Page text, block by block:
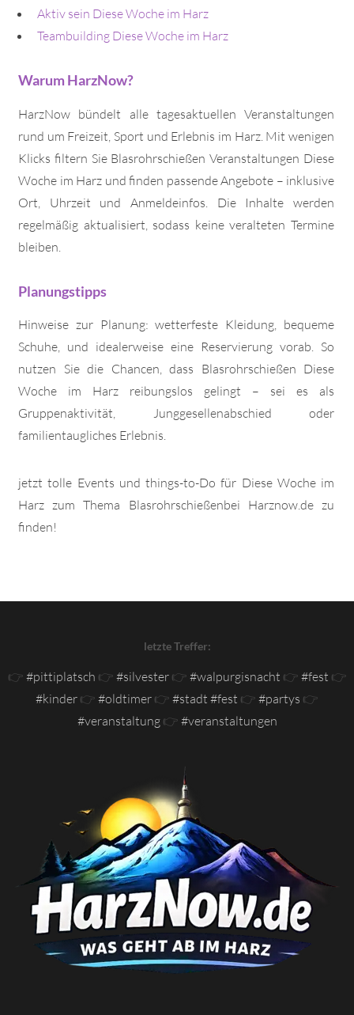
Aktiv sein Diese Woche im Harz
Teambuilding Diese Woche im Harz
Warum HarzNow?
HarzNow bündelt alle tagesaktuellen Veranstaltungen
rund um Freizeit, Sport und Erlebnis im Harz. Mit wenigen
Klicks filtern Sie Blasrohrschießen Veranstaltungen Diese
Woche im Harz und finden passende Angebote – inklusive
Ort, Uhrzeit und Anmeldeinfos. Die Inhalte werden
regelmäßig aktualisiert, sodass keine veralteten Termine
bleiben.
Planungstipps
Hinweise zur Planung: wetterfeste Kleidung, bequeme
Schuhe, und idealerweise eine Reservierung vorab. So
nutzen Sie die Chancen, dass Blasrohrschießen Diese
Woche im Harz reibungslos gelingt – sei es als
Gruppenaktivität, Junggesellenabschied oder
familientaugliches Erlebnis.
jetzt tolle Events und things-to-Do für Diese Woche im
Harz zum Thema Blasrohrschießenbei Harznow.de zu
finden!
letzte Treffer:
👉 #pittiplatsch 👉 #silvester👉 #walpurgisnacht 👉 #fest 👉
#kinder 👉 #oldtimer 👉 #stadt #fest 👉 #partys 👉
#veranstaltung👉 #veranstaltungen